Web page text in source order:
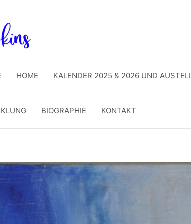
HOME KALENDER 2025 & 2026 UND
BIOGRAPHIE KONTAKT